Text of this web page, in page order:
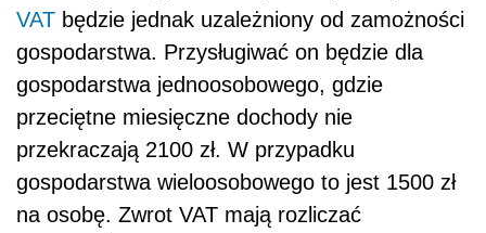
VAT będzie jednak uzależniony od zamożności
gospodarstwa. Przysługiwać on będzie dla
gospodarstwa jednoosobowego, gdzie
przeciętne miesięczne dochody nie
przekraczają 2100 zł. W przypadku
gospodarstwa wieloosobowego to jest 1500 zł
na osobę. Zwrot VAT mają rozliczać